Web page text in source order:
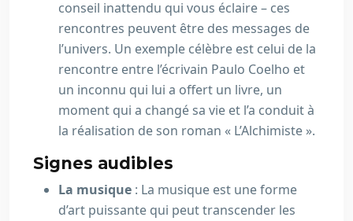
conseil inattendu qui vous éclaire – ces
rencontres peuvent être des messages de
l’univers. Un exemple célèbre est celui de la
rencontre entre l’écrivain Paulo Coelho et
un inconnu qui lui a offert un livre, un
moment qui a changé sa vie et l’a conduit à
la réalisation de son roman « L’Alchimiste ».
Signes audibles
La musique : La musique est une forme
d’art puissante qui peut transcender les